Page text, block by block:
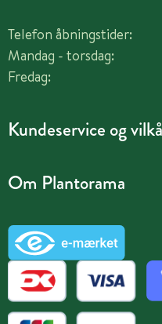
Telefon åbningstider:
Mandag - torsdag:
Fredag:
Kundeservice og
Om Plantorama